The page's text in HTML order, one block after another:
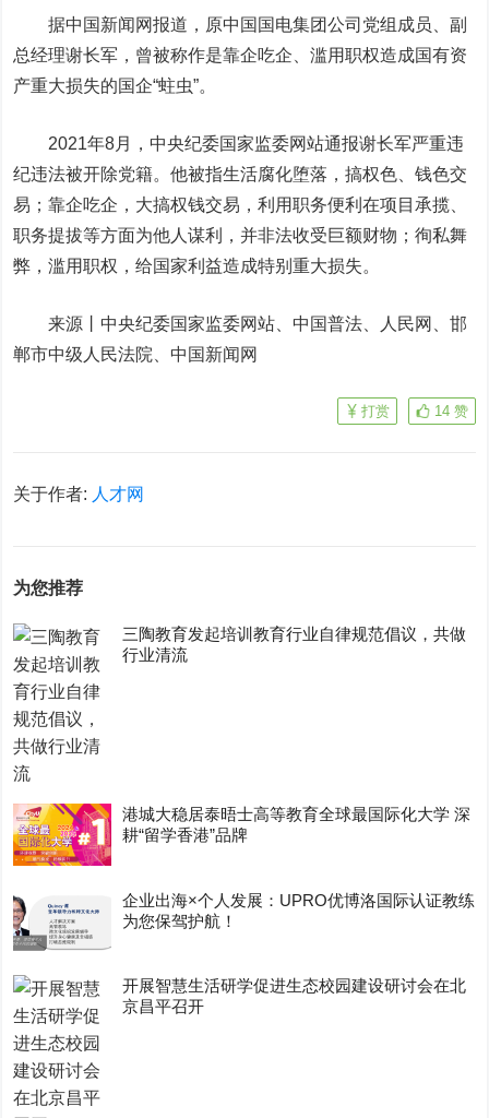
据中国新闻网报道，原中国国电集团公司党组成员、副
总经理谢长军，曾被称作是靠企吃企、滥用职权造成国有资
产重大损失的国企“蛀虫”。
2021年8月，中央纪委国家监委网站通报谢长军严重违
纪违法被开除党籍。他被指生活腐化堕落，搞权色、钱色交
易；靠企吃企，大搞权钱交易，利用职务便利在项目承揽、
职务提拔等方面为他人谋利，并非法收受巨额财物；徇私舞
弊，滥用职权，给国家利益造成特别重大损失。
来源丨中央纪委国家监委网站、中国普法、 人民网
、邯
郸市中级人民法院、中国新闻网
14 赞
打赏
关于作者: 人才网
为您推荐
三陶教育发起培训教育行业自律规范倡议，共做
行业清流
港城大稳居泰晤士高等教育全球最国际化大学 深
耕“留学香港”品牌
企业出海×个人发展：UPRO优博洛国际认证教练
为您保驾护航！
开展智慧生活研学促进生态校园建设研讨会在北
京昌平召开